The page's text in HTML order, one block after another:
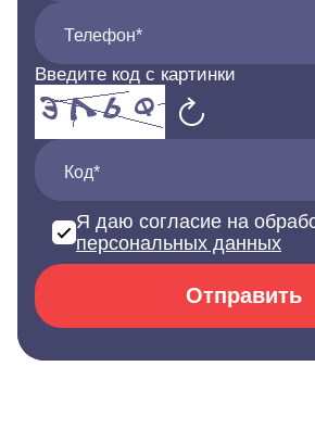
Телефон*
Введите код с картинки
Код*
Я даю согласие на
персональных данных
Отправить